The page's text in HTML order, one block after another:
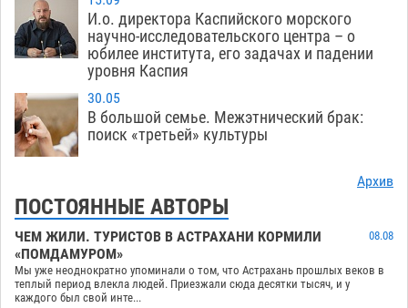
И.о. директора Каспийского морского
научно-исследовательского центра – о
юбилее института, его задачах и падении
уровня Каспия
30.05
В большой семье. Межэтнический брак:
поиск «третьей» культуры
Архив
ПОСТОЯННЫЕ АВТОРЫ
ЧЕМ ЖИЛИ. ТУРИСТОВ В АСТРАХАНИ КОРМИЛИ
«ПОМДАМУРОМ»
08.08
Мы уже неоднократно упоминали о том, что Астрахань прошлых веков в
теплый период влекла людей. Приезжали сюда десятки тысяч, и у
каждого был свой инте...